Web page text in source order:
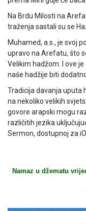
Na Brdu Milosti na
traženja sastali su se
Muhamed, a.s., je svoj
upravo na Arefatu, što
Velikim hadžom. I ove
naše hadžije biti
Tradicija davanja uputa
na nekoliko velikih
govore arapski mogu
različitih jezika
Sermon, dostupnoj za
Namaz u džematu